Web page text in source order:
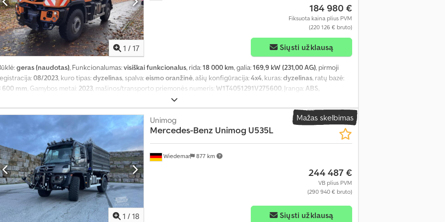
1 / 17
184 980 €
Fiksuota kaina plius PVM
(220 126 € bruto)
Siųsti užklausą
geras (naudotas), Funkcionalumas:visiškai funkcionalus, rida:18 000 km, galia:169,9 kW (231,00 AG), pirmoji
08/2023, kuro tipas:dyzelinas, spalva:eismo oranžinė, ašių konfigūracija:4x4, kuras:dyzelinas, ratų bazė:
600 mm, Gamybos metai: 2023, mašinos/transporto priemonės numeris:W1T4051291V275600, Įranga: ABS,
užraktas, hidraulika, kruizo kontrolė, oro kondicionavimas, papildomi žibintai, priekabos jungtis, visų
ratų pavara,
Mažas skelbimas
1 / 18
Wiedemar 877 km
Unimog
Mercedes-Benz Unimog U535L
244 487 €
VB plius PVM
(290 940 € bruto)
Siųsti užklausą